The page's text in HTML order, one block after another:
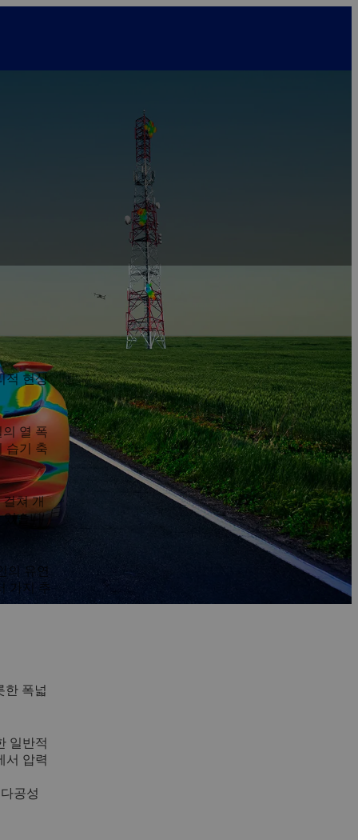
적 현상
열 폭
습기 축
쳐 개
있습니
의 유연
가지 추
한 폭넓
일반적
서 압력
공성